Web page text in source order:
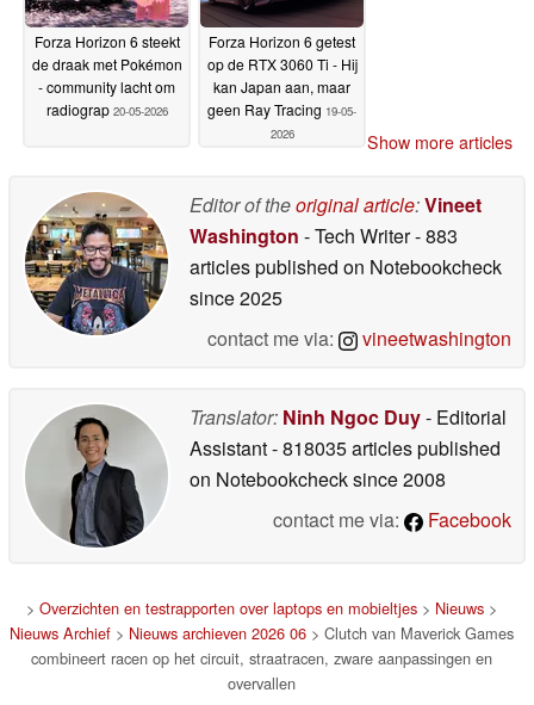
Forza Horizon 6 steekt
de draak met Pokémon
- community lacht om
radiograp 20-05-2026
Forza Horizon 6 getest
op de RTX 3060 Ti - Hij
kan Japan aan, maar
geen Ray Tracing 19-05-
2026
Show more articles
Editor of theoriginal article:Vineet
Washington - Tech Writer- 883
articles published on Notebookcheck
since 2025
contact me via:
vineetwashington
Translator: Ninh Ngoc Duy- Editorial
Assistant- 818035 articles published
on Notebookchecksince 2008
contact me via:
Facebook
> Overzichten en testrapporten over laptops en mobieltjes> Nieuws>
Nieuws Archief> Nieuws archieven 2026 06> Clutch van Maverick Games
combineert racen op het circuit, straatracen, zware aanpassingen en
overvallen